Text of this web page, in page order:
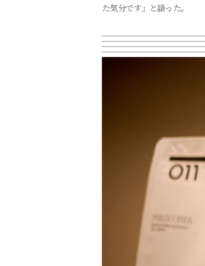
た気分です」と語った。